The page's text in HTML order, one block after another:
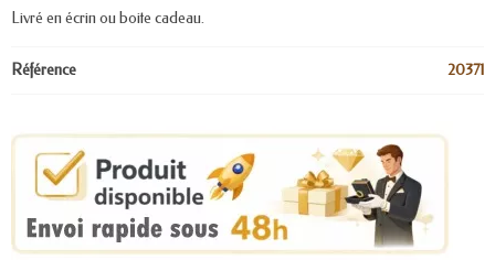
Livré en écrin ou boite cadeau.
Référence 20371